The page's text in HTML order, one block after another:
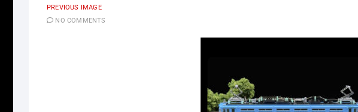
PREVIOUS IMAGE
NO COMMENTS